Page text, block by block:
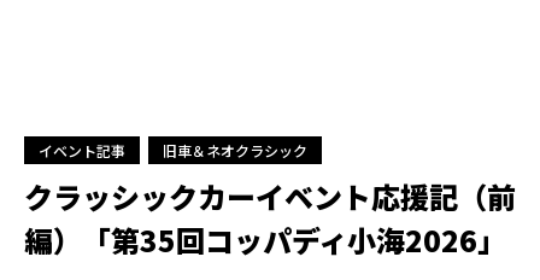
イベント記事 旧車＆ネオクラシック
クラッシックカーイベント応援記（前
編）「第35回コッパディ小海2026」